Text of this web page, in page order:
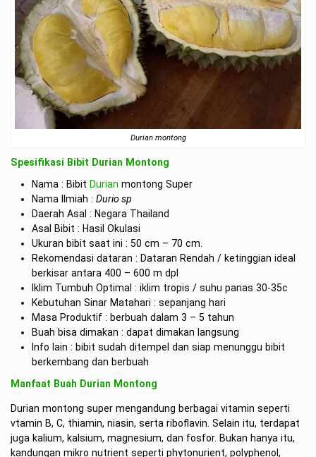
Durian montong
Spesifikasi Bibit Durian Montong
Nama : Bibit Durian montong Super
Nama Ilmiah : Durio sp
Daerah Asal : Negara Thailand
Asal Bibit : Hasil Okulasi
Ukuran bibit saat ini : 50 cm – 70 cm.
Rekomendasi dataran : Dataran Rendah / ketinggian ideal
berkisar antara 400 – 600 m dpl
Iklim Tumbuh Optimal : iklim tropis / suhu panas 30-35c
Kebutuhan Sinar Matahari : sepanjang hari
Masa Produktif : berbuah dalam 3 – 5 tahun
Buah bisa dimakan : dapat dimakan langsung
Info lain : bibit sudah ditempel dan siap menunggu bibit
berkembang dan berbuah
Manfaat Buah Durian Montong
Durian montong super mengandung berbagai vitamin seperti
vtamin B, C, thiamin, niasin, serta riboflavin. Selain itu, terdapat
juga kalium, kalsium, magnesium, dan fosfor. Bukan hanya itu,
kandungan mikro nutrient seperti phytonurient, polyphenol,